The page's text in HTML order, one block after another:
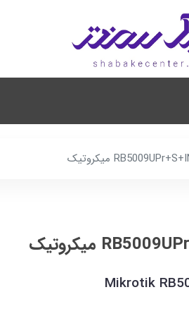
Mikrotik